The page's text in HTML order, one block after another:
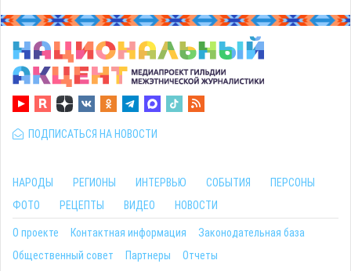
ПОДПИСАТЬСЯ НА НОВОСТИ
НАРОДЫ РЕГИОНЫ ИНТЕРВЬЮ СОБЫТИЯ
ПЕРСОНЫ
ФОТО
РЕЦЕПТЫ ВИДЕО НОВОСТИ
О проекте Контактная информация
Законодательная база
Общественный совет
Партнеры Отчеты